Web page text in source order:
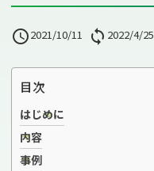
2021/10/11  2022/4/25
目次
はじめに
内容
事例